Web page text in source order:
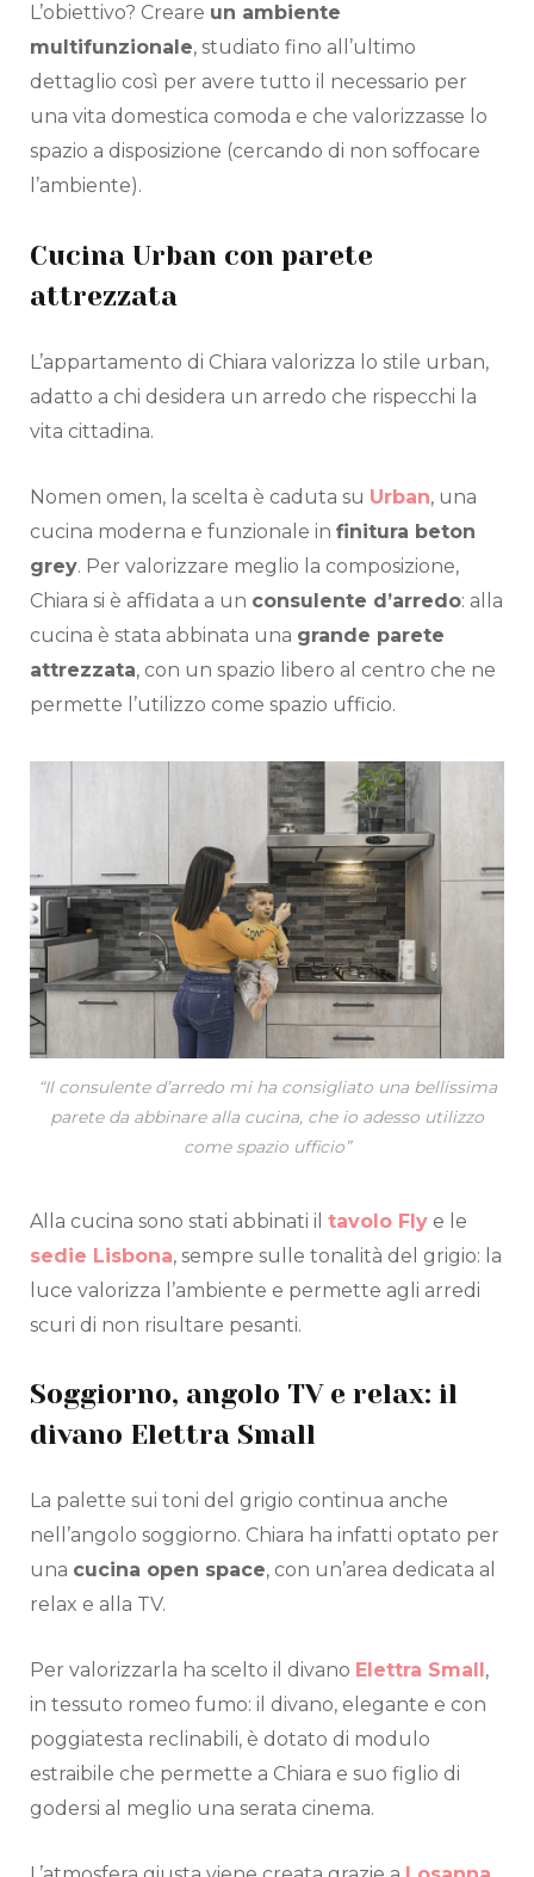
L’obiettivo? Creare un ambiente
multifunzionale, studiato fino all’ultimo
dettaglio così per avere tutto il necessario per
una vita domestica comoda e che valorizzasse lo
spazio a disposizione (cercando di non soffocare
l’ambiente).
Cucina Urban con parete
attrezzata
L’appartamento di Chiara valorizza lo stile urban,
adatto a chi desidera un arredo che rispecchi la
vita cittadina.
Nomen omen, la scelta è caduta su Urban, una
cucina moderna e funzionale in finitura beton
grey. Per valorizzare meglio la composizione,
Chiara si è affidata a un consulente d’arredo: alla
cucina è stata abbinata una grande parete
attrezzata, con un spazio libero al centro che ne
permette l’utilizzo come spazio ufficio.
“Il consulente d’arredo mi ha consigliato una bellissima
parete da abbinare alla cucina, che io adesso utilizzo
come spazio ufficio”
Alla cucina sono stati abbinati il tavolo Fly e le
sedie Lisbona, sempre sulle tonalità del grigio: la
luce valorizza l’ambiente e permette agli arredi
scuri di non risultare pesanti.
Soggiorno, angolo TV e relax: il
divano Elettra Small
La palette sui toni del grigio continua anche
nell’angolo soggiorno. Chiara ha infatti optato per
una cucina open space, con un’area dedicata al
relax e alla TV.
Per valorizzarla ha scelto il divano Elettra Small,
in tessuto romeo fumo: il divano, elegante e con
poggiatesta reclinabili, è dotato di modulo
estraibile che permette a Chiara e suo figlio di
godersi al meglio una serata cinema.